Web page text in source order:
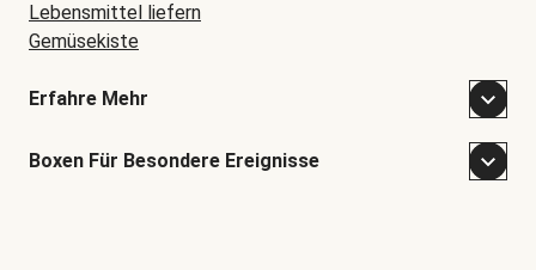
Lebensmittel liefern
Gemüsekiste
Erfahre Mehr
Boxen Für Besondere Ereignisse